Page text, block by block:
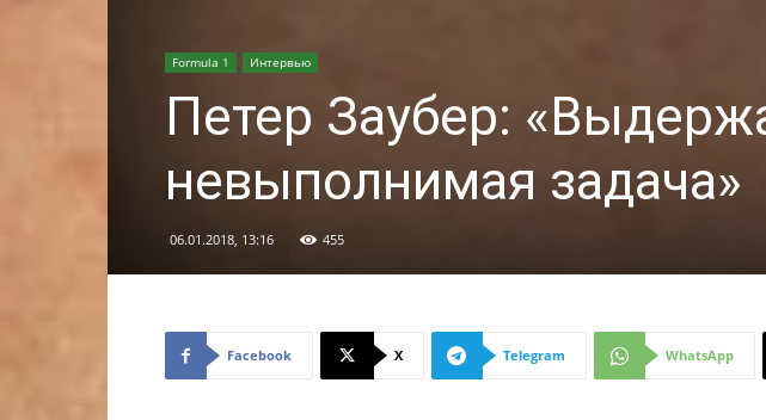
Formula 1 Интервью
Петер Заубер:
невыполнимая задача»
06.01.2018, 13:16 455
Facebook X Telegram WhatsApp